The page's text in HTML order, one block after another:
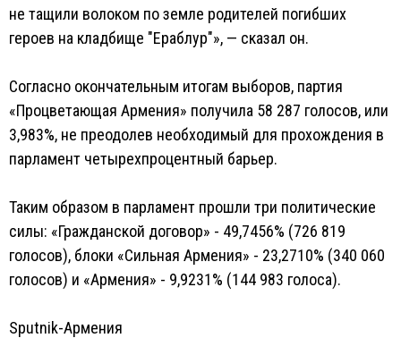
не тащили волоком по земле родителей погибших
героев на кладбище "Ераблур"», — сказал он.
Согласно окончательным итогам выборов, партия
«Процветающая Армения» получила 58 287 голосов, или
3,983%, не преодолев необходимый для прохождения в
парламент четырехпроцентный барьер.
Таким образом в парламент прошли три политические
силы: «Гражданской договор» - 49,7456% (726 819
голосов), блоки «Сильная Армения» - 23,2710% (340 060
голосов) и «Армения» - 9,9231% (144 983 голоса).
Sputnik-Армения